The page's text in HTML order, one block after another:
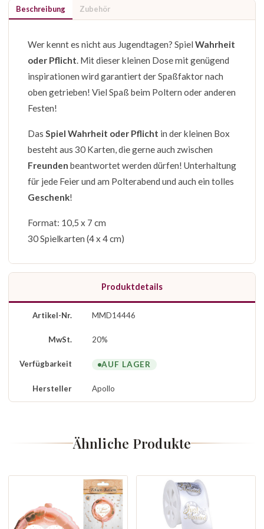
Beschreibung Zubehör
Wer kennt es nicht aus Jugendtagen? Spiel Wahrheit
oder Pflicht . Mit dieser kleinen Dose mit genügend
inspirationen wird garantiert der Spaßfaktor nach
oben getrieben! Viel Spaß beim Poltern oder anderen
Festen!
Das Spiel Wahrheit oder Pflicht in der kleinen Box
besteht aus 30 Karten, die gerne auch zwischen
Freunden beantwortet werden dürfen! Unterhaltung
für jede Feier und am Polterabend und auch ein tolles
Geschenk!
Format: 10,5 x 7 cm
30 Spielkarten (4 x 4 cm)
Produktdetails
Artikel-Nr. MMD14446
MwSt. 20%
Verfügbarkeit AUF LAGER
Hersteller Apollo
Ähnliche Produkte